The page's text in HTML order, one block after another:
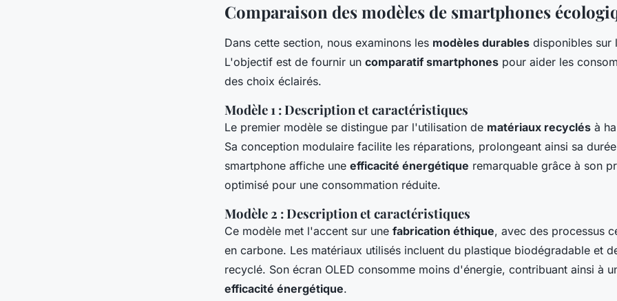
Comparaison des modèles de smartphones
Dans cette section, nous examinons les modèles durables disponibles sur
L'objectif est de fournir un comparatif smartphones pour aider les
des choix éclairés.
Modèle 1 : Description et caractéristiques
Le premier modèle se distingue par l'utilisation de matériaux recyclés à
Sa conception modulaire facilite les réparations, prolongeant ainsi sa
smartphone affiche une efficacité énergétique remarquable grâce à son
optimisé pour une consommation réduite.
Modèle 2 : Description et caractéristiques
Ce modèle met l'accent sur une fabrication éthique, avec des processus
en carbone. Les matériaux utilisés incluent du plastique biodégradable et
recyclé. Son écran OLED consomme moins d'énergie, contribuant ainsi à
efficacité énergétique.